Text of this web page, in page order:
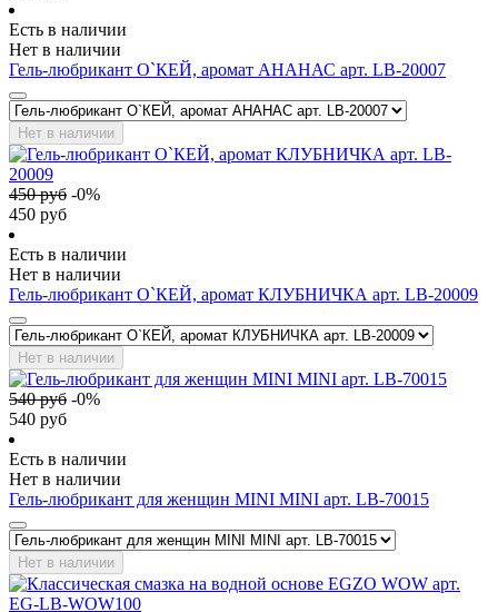
Есть в наличии
Нет в наличии
Гель-любрикант О`КЕЙ, аромат АНАНАС арт. LB-20007
Нет в наличии
450руб -0%
450 руб
Есть в наличии
Нет в наличии
Гель-любрикант О`КЕЙ, аромат КЛУБНИЧКА арт. LB-20009
Нет в наличии
540руб -0%
540 руб
Есть в наличии
Нет в наличии
Гель-любрикант для женщин MINI MINI арт. LB-70015
Нет в наличии